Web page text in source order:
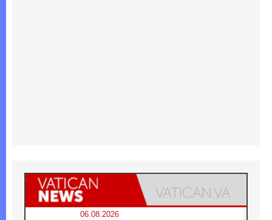
06.08.2026